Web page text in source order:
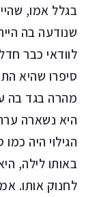
בגלל אמו,
שנודעה בה
לוודאי כבר
סיפרו שהיא
מהרה בגד בה
היא נשארה
הגילוי היה
באותו לילה,
לחנוק אותו.